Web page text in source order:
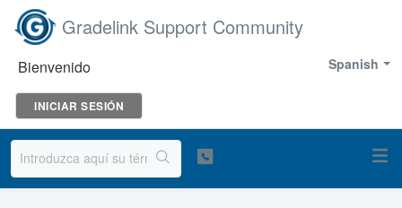
Gradelink Support Community
Spanish
Bienvenido
INICIAR SESIÓN